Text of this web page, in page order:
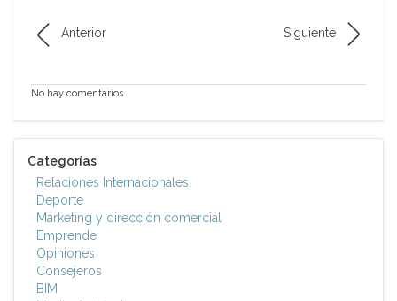
Anterior Siguiente
No hay comentarios
Categorías
Relaciones Internacionales
Deporte
Marketing y dirección comercial
Emprende
Opiniones
Consejeros
BIM